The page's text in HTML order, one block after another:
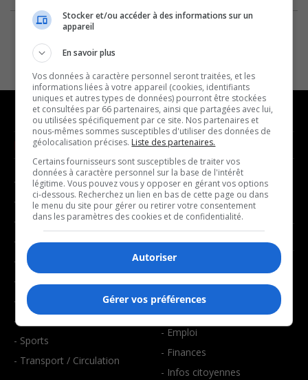
NOUVELLES
- Affaires municipales
- Communauté / Social
- Culture
- Économie
- Éducation
- Environnement
- Faits divers
- Santé et bien-être
- Sports
- Transport / Circulation
MUSIQUE
- Décompte franco
- Joué récemment
BALADOS
- Affaires
- Art de vivre
- Bien-être
- Emploi
- Finances
- Infos citoyennes
Stocker et/ou accéder à des informations sur un
appareil
En savoir plus
Vos données à caractère personnel seront traitées, et les
informations liées à votre appareil (cookies, identifiants
uniques et autres types de données) pourront être stockées
et consultées par 66 partenaires, ainsi que partagées avec lui,
ou utilisées spécifiquement par ce site. Nos partenaires et
nous-mêmes sommes susceptibles d'utiliser des données de
géolocalisation précises. Liste des partenaires.
Certains fournisseurs sont susceptibles de traiter vos
données à caractère personnel sur la base de l'intérêt
légitime. Vous pouvez vous y opposer en gérant vos options
ci-dessous. Recherchez un lien en bas de cette page ou dans
le menu du site pour gérer ou retirer votre consentement
dans les paramètres des cookies et de confidentialité.
Autoriser
Gérer vos préférences